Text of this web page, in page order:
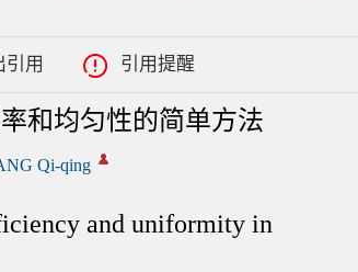
引用 引用提醒
和均匀性的简单方法
Qi-qing
and uniformity in